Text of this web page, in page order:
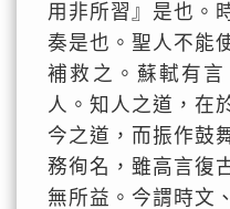
用非所習』是也。
奏是也。聖人不能
補救之。蘇軾有
人。知人之道，在
今之道，而振作鼓
務徇名，雖高言復
無所益。今謂時文